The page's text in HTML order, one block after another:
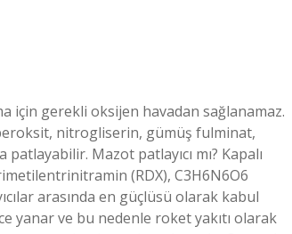
için gerekli oksijen havadan sağlanamaz.
peroksit, nitrogliserin, gümüş fulminat,
Mazot patlayıcı mı? Kapalı
(RDX), C3H6N6O6
arasında en güçlüsü olarak kabul
yanar ve bu nedenle roket yakıtı olarak